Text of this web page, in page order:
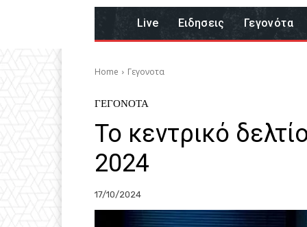
Live Eιδησεις Γεγονότα
Home Γεγονοτα
ΓΕΓΟΝΟΤΑ
Το κεντρικό
2024
17/10/2024